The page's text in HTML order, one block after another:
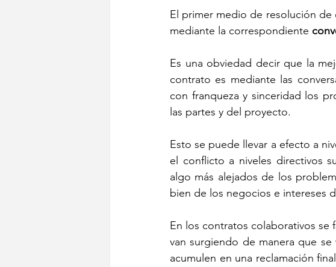
El primer medio de resolución
mediante la correspondiente
Es una obviedad decir que la
contrato es mediante las
con franqueza y sinceridad los
las partes y del proyecto.
Esto se puede llevar a efecto a
el conflicto a niveles directivos
algo más alejados de los
bien de los negocios e intereses
En los contratos colaborativos
van surgiendo de manera que
acumulen en una reclamación